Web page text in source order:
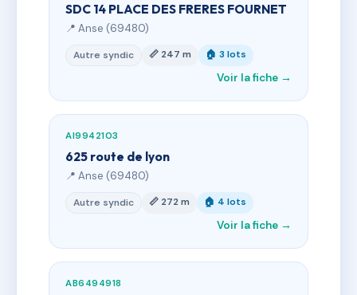
SDC 14 PLACE DES FRERES FOURNET
📍 Anse (69480)
Autre syndic 📏 247 m 🏠 3 lots
Voir la fiche →
AI9942103
625 route de lyon
📍 Anse (69480)
Autre syndic 📏 272 m 🏠 4 lots
Voir la fiche →
AB6494918